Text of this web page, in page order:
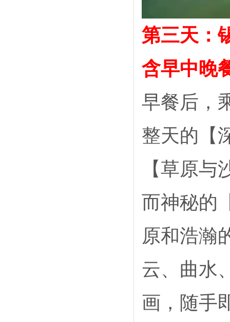
第三天：
含早中晚
早餐后，
整天的【
【草原
而神秘的
原和浩瀚
云、曲水
画，随手